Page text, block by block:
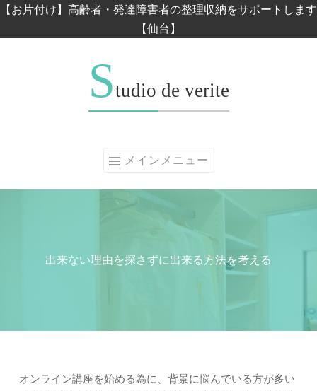
コンテンツへスキップ
【お片付け】高齢者・発達障害者の整理収納をサポートします
【仙台】
Studio de verite
メインメニュー
出来ない理由を探さずに出来る方法を考える
オンライン講座を始める為に、背景に悩んでいる方が多い